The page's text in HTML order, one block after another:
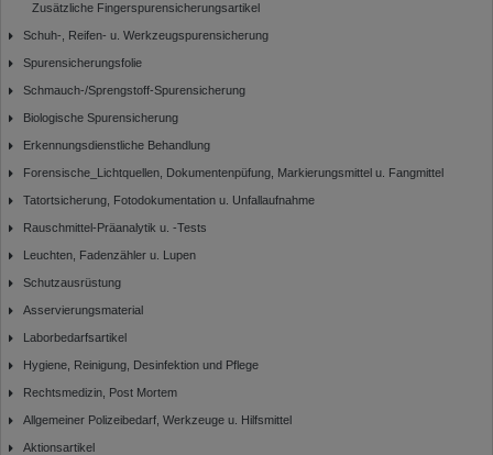
Zusätzliche Fingerspurensicherungsartikel
Schuh-, Reifen- u. Werkzeugspurensicherung
Spurensicherungsfolie
Schmauch-/Sprengstoff-Spurensicherung
Biologische Spurensicherung
Erkennungsdienstliche Behandlung
Forensische_Lichtquellen, Dokumentenpüfung, Markierungsmittel u. Fangmittel
Tatortsicherung, Fotodokumentation u. Unfallaufnahme
Rauschmittel-Präanalytik u. -Tests
Leuchten, Fadenzähler u. Lupen
Schutzausrüstung
Asservierungsmaterial
Laborbedarfsartikel
Hygiene, Reinigung, Desinfektion und Pflege
Rechtsmedizin, Post Mortem
Allgemeiner Polizeibedarf, Werkzeuge u. Hilfsmittel
Aktionsartikel